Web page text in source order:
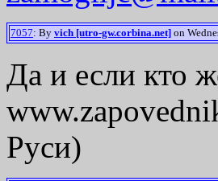
7057: By vich [utro-gw.corbina.net] on
Да и если кто
Руси)